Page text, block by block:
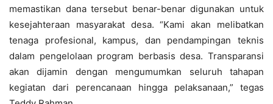
memastikan dana tersebut benar-benar digunakan untuk
kesejahteraan masyarakat desa. “Kami akan melibatkan
tenaga profesional, kampus, dan pendampingan teknis
dalam pengelolaan program berbasis desa. Transparansi
akan dijamin dengan mengumumkan seluruh tahapan
kegiatan dari perencanaan hingga pelaksanaan,” tegas